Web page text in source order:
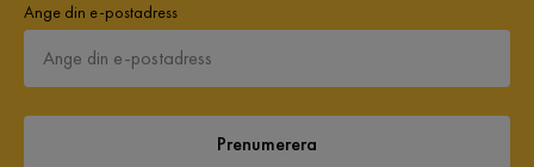
Ange din e-postadress
Prenumerera